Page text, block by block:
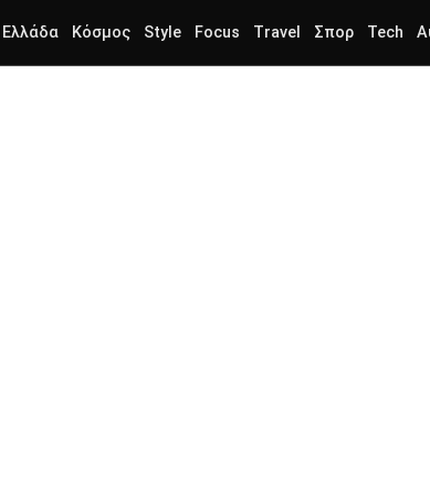
Ελλάδα Κόσμος Style Focus Travel Σπορ Tech